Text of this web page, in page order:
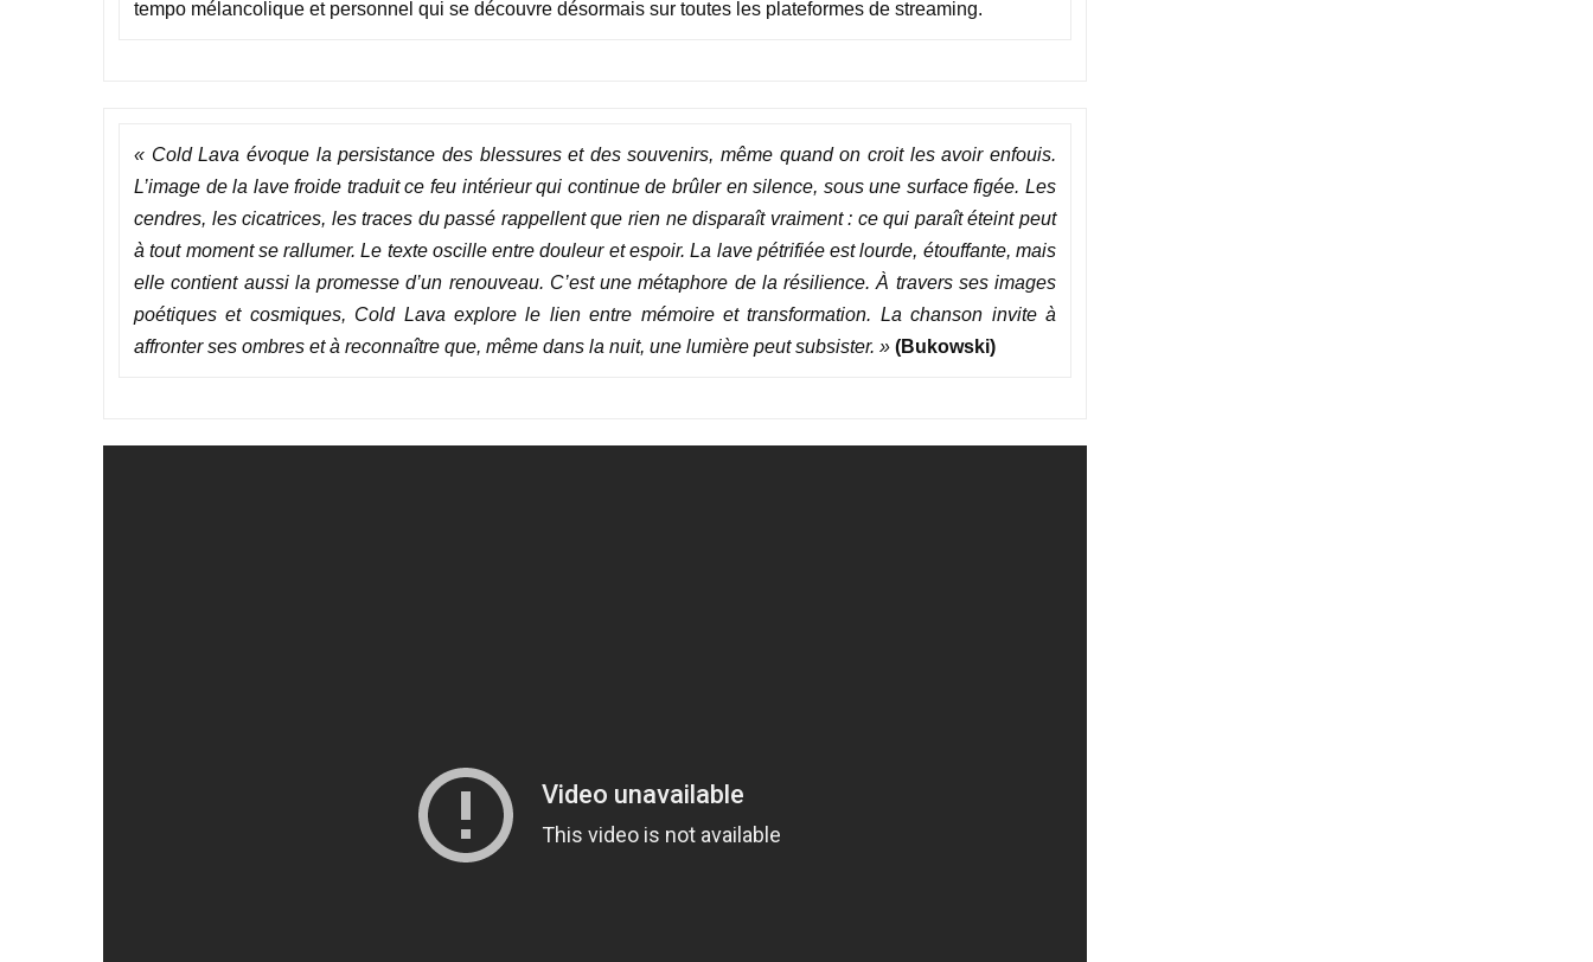
tempo mélancolique et personnel qui se découvre désormais sur toutes les plateformes de streaming.
« Cold Lava évoque la persistance des blessures et des souvenirs, même quand on croit les avoir enfouis.
L’image de la lave froide traduit ce feu intérieur qui continue de brûler en silence, sous une surface figée. Les
cendres, les cicatrices, les traces du passé rappellent que rien ne disparaît vraiment : ce qui paraît éteint peut
à tout moment se rallumer. Le texte oscille entre douleur et espoir. La lave pétrifiée est lourde, étouffante, mais
elle contient aussi la promesse d’un renouveau. C’est une métaphore de la résilience. À travers ses images
poétiques et cosmiques, Cold Lava explore le lien entre mémoire et transformation. La chanson invite à
affronter ses ombres et à reconnaître que, même dans la nuit, une lumière peut subsister. » (Bukowski)